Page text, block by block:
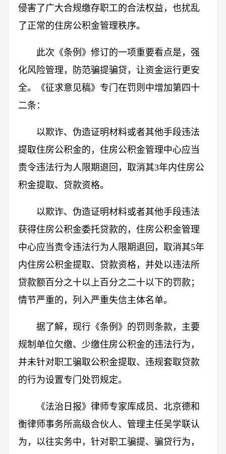
侵害了广大合规缴存职工的合法权益，也扰乱
了正常的住房公积金管理秩序。
此次《条例》修订的一项重要看点是，强
化风险管理，防范骗提骗贷，让资金运行更安
全。《征求意见稿》专门在罚则中增加第四十
二条：
以欺诈、伪造证明材料或者其他手段违法
提取住房公积金的，住房公积金管理中心应当
责令违法行为人限期退回，取消其3年内住房公
积金提取、贷款资格。
以欺诈、伪造证明材料或者其他手段违法
获得住房公积金委托贷款的，住房公积金管理
中心应当责令违法行为人限期退回，取消其5年
内住房公积金提取、贷款资格，并处以违法所
贷款额百分之十以上百分之二十以下的罚款；
情节严重的，列入严重失信主体名单。
据了解，现行《条例》的罚则条款，主要
规制单位欠缴、少缴住房公积金的违法行为，
并未针对职工骗取公积金提取、违规套取贷款
的行为设置专门处罚规定。
《法治日报》律师专家库成员、北京德和
衡律师事务所高级合伙人、管理主任吴学联认
为，以往实务中，针对职工骗提、骗贷行为，